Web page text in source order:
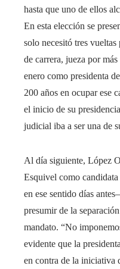
hasta que uno de ellos
En esta elección se
solo necesitó tres
de carrera, jueza por
enero como presidenta
200 años en ocupar ese
el inicio de su
judicial iba a ser una de
Al día siguiente, López
Esquivel como
en ese sentido días
presumir de la
mandato. “No
evidente que la
en contra de la iniciativa